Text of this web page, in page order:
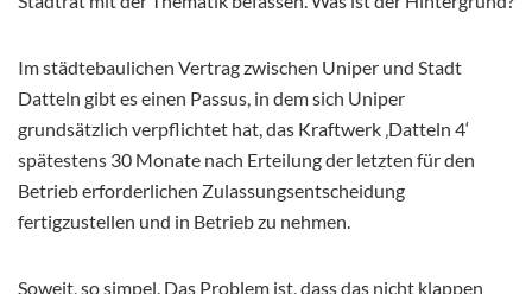
Im städtebaulichen Vertrag zwischen Uniper und Stadt
Datteln gibt es einen Passus, in dem sich Uniper
grundsätzlich verpflichtet hat, das Kraftwerk ‚Datteln 4‘
spätestens 30 Monate nach Erteilung der letzten für den
Betrieb erforderlichen Zulassungsentscheidung
fertigzustellen und in Betrieb zu nehmen.
Soweit, so simpel. Das Problem ist, dass das nicht klappen